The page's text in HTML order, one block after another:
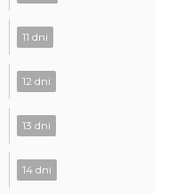
11 dni
12 dni
13 dni
14 dni